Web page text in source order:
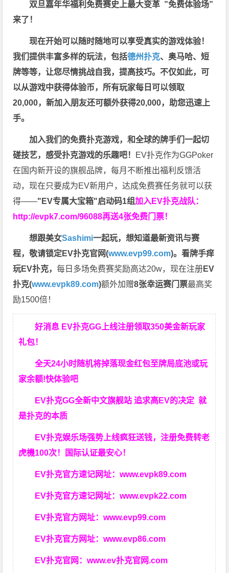
双旦嘉年华福利免费赛史上最大变革 ”免费体验场”
来了！
现在开始可以随时随地可以享受真实的游戏体验！
我们提供丰富多样的玩法，包括德州扑克、奥马哈、短
牌等等，让您尽情挑战自我，提高技巧。不仅如此， 可
以从游戏中获得体验币，所有玩家每日可以领取
20,000，新加入朋友还可额外获得20,000，助您迅速上
手。
加入我们的免费扑克游戏，和全球的牌手们一起切
磋技艺，感受扑克游戏的乐趣吧！ EV扑克作为GGPoker
在国内新开设的旗舰品牌，每月不断推出福利反馈活
动，现在只要成为EV新用户，达成免费赛任务就可以获
得——"EV专属大宝箱"启动码1组加入EV扑克战队：
http://evpk7.com/96088再送4张免费门票！
想跟美女Sashimi一起玩，想知道最新资讯与赛
程，敬请锁定EV扑克官网(www.evp99.com)。看牌手痒
玩EV扑克，每日多场免费赛奖励高达20w，现在注册EV
扑克(www.evpk89.com)额外加赠8张幸运赛门票最高奖
励1500倍！
好消息 EV扑克GG上线注册领取350美金新玩家
礼包！
全天24小时随机将掉落现金红包至牌局底池或玩
家余额!快体验吧
EV扑克GG全新中文旗舰站 追求高EV的决定就
是扑克的本质
EV扑克娱乐场强势上线疯狂送钱，注册免费转老
虎機100次！国际认证最安心！
EV扑克官方速记网址：www.evpk89.com
EV扑克官方速记网址：www.evpk22.com
EV扑克官方网址：www.evp99.com
EV扑克官方网址：www.evp86.com
EV扑克官网：www.ev扑克官网.com